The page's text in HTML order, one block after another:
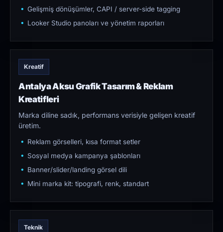
Gelişmiş dönüşümler, CAPI / server-side tagging
Looker Studio panoları ve yönetim raporları
Kreatif
Antalya Aksu Grafik Tasarım & Reklam
Kreatifleri
Marka diline sadık, performans verisiyle gelişen kreatif
üretim.
Reklam görselleri, kısa format setler
Sosyal medya kampanya şablonları
Banner/slider/landing görsel dili
Mini marka kit: tipografi, renk, standart
Teknik